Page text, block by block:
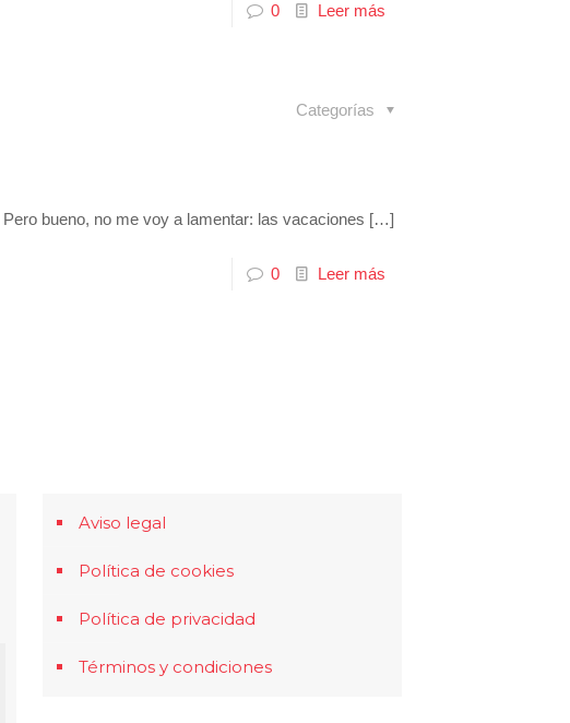
0 Leer más
Categorías
bueno, no me voy a lamentar: las vacaciones […]
0 Leer más
Aviso legal
Política de cookies
Política de privacidad
Términos y condiciones